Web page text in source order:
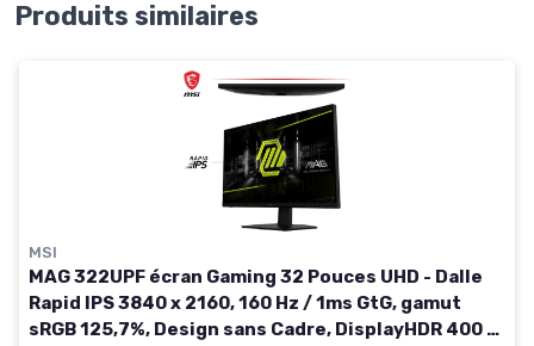
Produits similaires
MSI
MAG 322UPF écran Gaming 32 Pouces UHD - Dalle
Rapid IPS 3840 x 2160, 160 Hz / 1ms GtG, gamut
sRGB 125,7%, Design sans Cadre, DisplayHDR 400 -